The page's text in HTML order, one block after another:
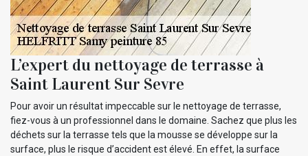
L’expert du nettoyage de terrasse à
Saint Laurent Sur Sevre
Pour avoir un résultat impeccable sur le nettoyage de terrasse,
fiez-vous à un professionnel dans le domaine. Sachez que plus les
déchets sur la terrasse tels que la mousse se développe sur la
surface, plus le risque d’accident est élevé. En effet, la surface